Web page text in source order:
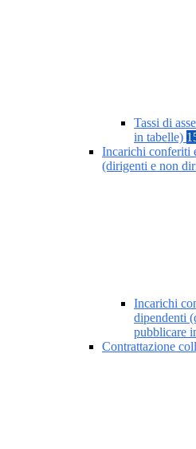
Tassi di
in tabelle)
Incarichi conferiti
(dirigenti e non
Incarichi
dipendenti
pubblicare
Contrattazione